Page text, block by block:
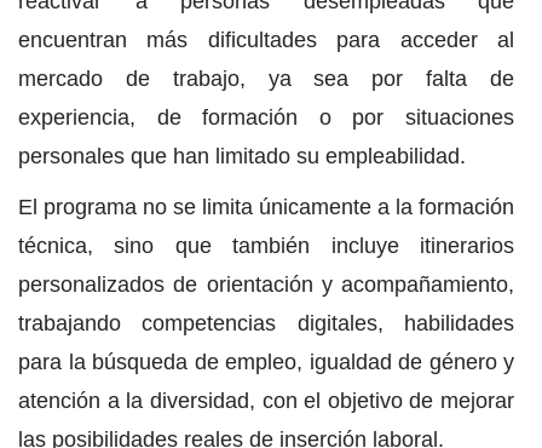
encuentran más dificultades para acceder al
mercado de trabajo, ya sea por falta de
experiencia, de formación o por situaciones
personales que han limitado su empleabilidad.
El programa no se limita únicamente a la formación
técnica, sino que también incluye itinerarios
personalizados de orientación y acompañamiento,
trabajando competencias digitales, habilidades
para la búsqueda de empleo, igualdad de género y
atención a la diversidad, con el objetivo de mejorar
las posibilidades reales de inserción laboral.